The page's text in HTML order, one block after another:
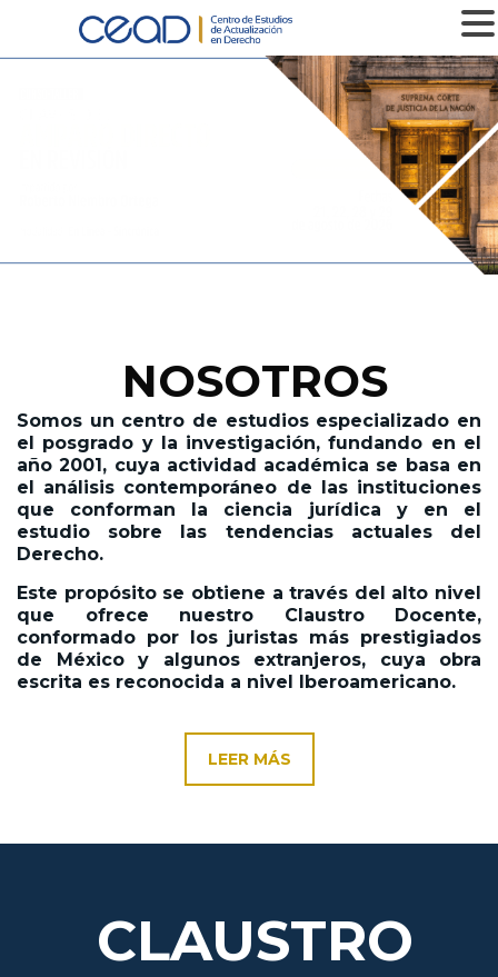
MÁS INFOMACIÓN
NOSOTROS
Somos un centro de estudios especializado en
el posgrado y la investigación,fundando en el
año 2001, cuya actividad académica se basa en
el análisis contemporáneo de las instituciones
que conforman la ciencia jurídica y en el
estudio sobre las tendencias actuales del
Derecho.
Este propósito se obtiene a través del alto nivel
que ofrece nuestro Claustro Docente,
conformado por los juristas más prestigiados
de México y algunos extranjeros, cuya obra
escrita es reconocida a nivel Iberoamericano.
LEER MÁS
CLAUSTRO